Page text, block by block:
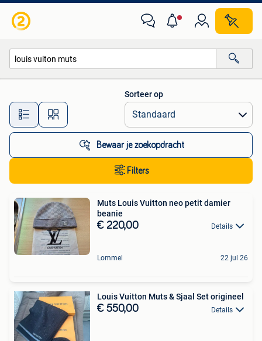
Alle afstanden…
Sorteer op
Bewaar je zoekopdracht
Filters
Muts Louis Vuitton neo petit damier
beanie
€ 220,00 Details
Lommel 22 jul 26
Louis Vuitton Muts & Sjaal Set origineel
€ 550,00 Details